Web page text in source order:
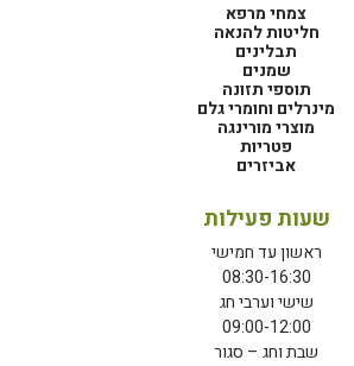
צמחי מרפא
חליטות להנאה
תבלינים
שמנים
תוספי תזונה
מינרלים וחומרי גלם
מוצרי מורינגה
פטריות
אביזרים
שעות פעילות
ראשון עד חמישי
08:30-16:30
שישי וערבי חג
09:00-12:00
שבת וחג – סגור